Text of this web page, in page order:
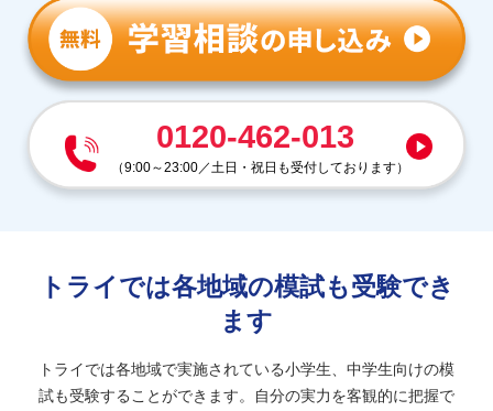
0120-462-013
（9:00～23:00／ 土日・祝日も受付しております）
トライでは各地域の模試も受験でき
ます
トライでは各地域で実施されている小学生、中学生向けの模
試も受験することができます。自分の実力を客観的に把握で